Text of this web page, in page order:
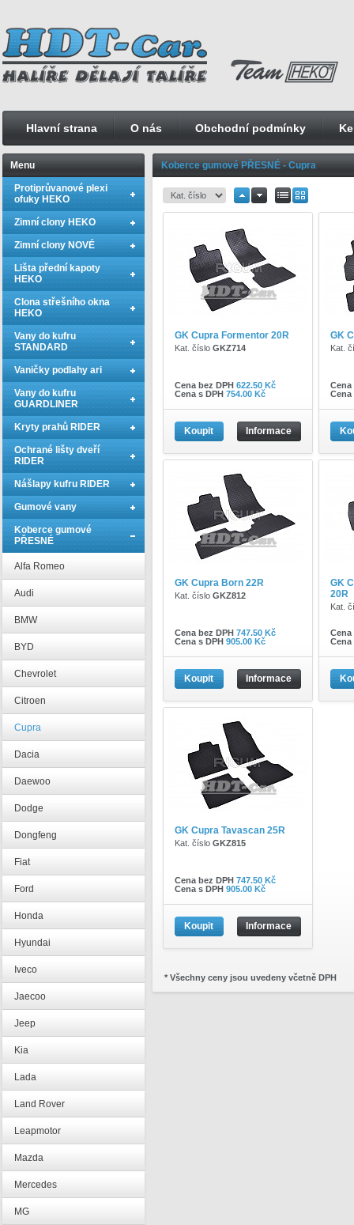
Koberce gumové PŘESNÉ - Cupra
GK Cupra Formentor 20R
Kat. číslo GKZ714
Cena bez DPH 622.50 Kč
Cena s DPH 754.00 Kč
Koupit Informace
GK
Kat.
GK Cupra Born 22R
Kat. číslo GKZ812
Cena bez DPH 747.50 Kč
Cena s DPH 905.00 Kč
Koupit Informace
GK
20R
Kat.
GK Cupra Tavascan 25R
Kat. číslo GKZ815
Cena bez DPH 747.50 Kč
Cena s DPH 905.00 Kč
Koupit Informace
* Všechny ceny jsou uvedeny včetně DPH
Menu
Protiprůvanové plexi
ofuky HEKO
Zimní clony HEKO
Zimní clony NOVÉ
Lišta přední kapoty
HEKO
Clona střešního okna
HEKO
Vany do kufru
STANDARD
Vaničky podlahy ari
Vany do kufru
GUARDLINER
Kryty prahů RIDER
Ochrané lišty dveří
RIDER
Nášlapy kufru RIDER
Gumové vany
Koberce gumové
PŘESNÉ
Alfa Romeo
Audi
BMW
BYD
Chevrolet
Citroen
Cupra
Dacia
Daewoo
Dodge
Dongfeng
Fiat
Ford
Honda
Hyundai
Iveco
Jaecoo
Jeep
Kia
Lada
Land Rover
Leapmotor
Mazda
Mercedes
MG
Hlavní strana O nás Obchodní podmínky